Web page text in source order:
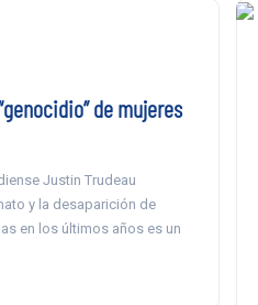
de mujeres
Justin Trudeau
y la desaparición de
en los últimos años es un